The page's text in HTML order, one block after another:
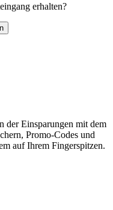
erhalten?
der Einsparungen mit dem
Promo-Codes und
auf Ihrem Fingerspitzen.